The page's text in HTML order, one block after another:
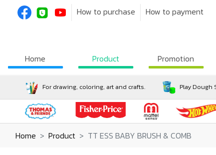
How to purchase How to payment
Home Product Promotion
For drawing, coloring, art and crafts. Play Dough
Home Product TT ESS BABY BRUSH & COMB